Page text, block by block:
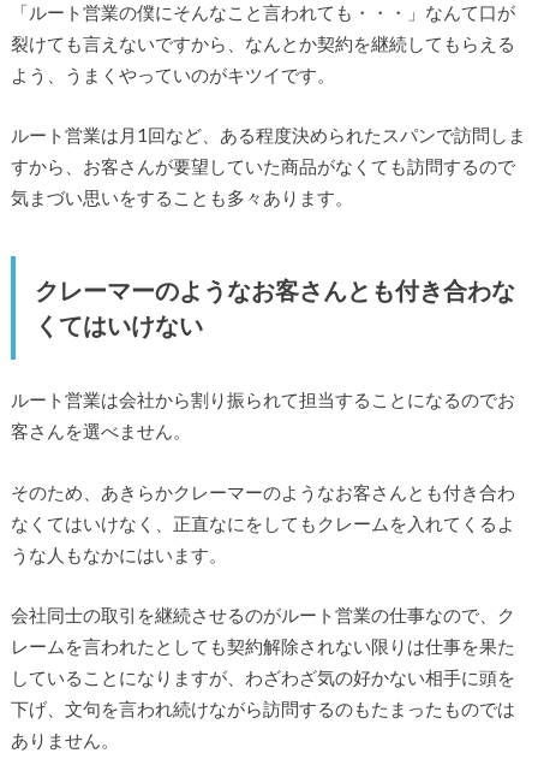
「ルート営業の僕にそんなこと言われても・・・」なんて口が
裂けても言えないですから、なんとか契約を継続してもらえる
よう、うまくやっていのがキツイです。
ルート営業は月1回など、ある程度決められたスパンで訪問しま
すから、お客さんが要望していた商品がなくても訪問するので
気まづい思いをすることも多々あります。
クレーマーのようなお客さんとも付き合わな
くてはいけない
ルート営業は会社から割り振られて担当することになるのでお
客さんを選べません。
そのため、あきらかクレーマーのようなお客さんとも付き合わ
なくてはいけなく、正直なにをしてもクレームを入れてくるよ
うな人もなかにはいます。
会社同士の取引を継続させるのがルート営業の仕事なので、ク
レームを言われたとしても契約解除されない限りは仕事を果た
していることになりますが、わざわざ気の好かない相手に頭を
下げ、文句を言われ続けながら訪問するのもたまったものでは
ありません。